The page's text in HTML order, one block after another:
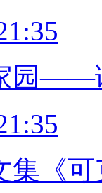
园——
集《